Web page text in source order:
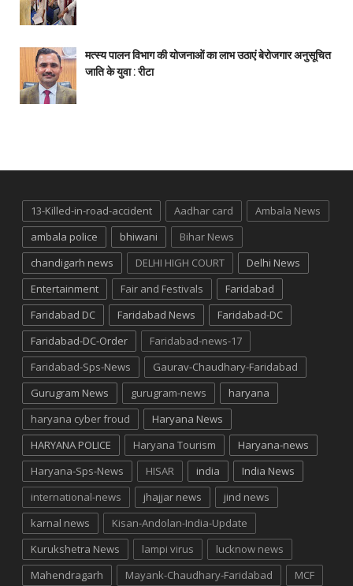
मत्स्य पालन विभाग की योजनाओं का लाभ उठाएं बेरोजगार अनुसूचित
जाति के युवा : रीटा
13-Killed-in-road-accident Aadhar card
Ambala News
ambala police
bhiwani
Bihar News
chandigarh news
DELHI HIGH COURT
Delhi News
Entertainment
Fair and Festivals
Faridabad
Faridabad DC
Faridabad News
Faridabad-DC
Faridabad-DC-Order
Faridabad-news-17
Faridabad-Sps-News
Gaurav-Chaudhary-Faridabad
Gurugram News
gurugram-news
haryana
haryana cyber froud
Haryana News
HARYANA POLICE
Haryana Tourism
Haryana-news
Haryana-Sps-News
HISAR india
India News
international-news
jhajjar news
jind news
karnal news
Kisan-Andolan-India-Update
Kurukshetra News
lampi virus
lucknow news
Mahendragarh
Mayank-Chaudhary-Faridabad MCF